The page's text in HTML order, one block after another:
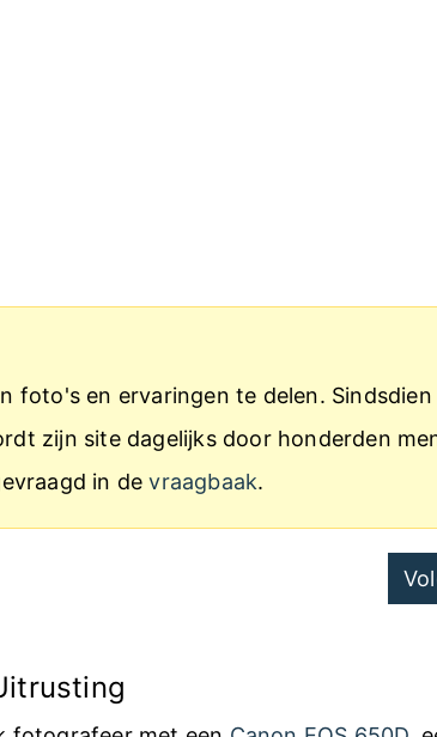
foto's en ervaringen te delen.
zijn site dagelijks door honderden
in devraagbaak.